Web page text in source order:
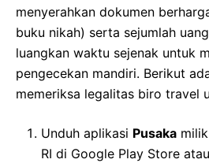
menyerahkan dokumen
buku nikah) serta sejumlah
luangkan waktu sejenak untuk
pengecekan mandiri. Berikut
memeriksa legalitas biro travel
Unduh aplikasi Pusaka
RI di Google Play Store